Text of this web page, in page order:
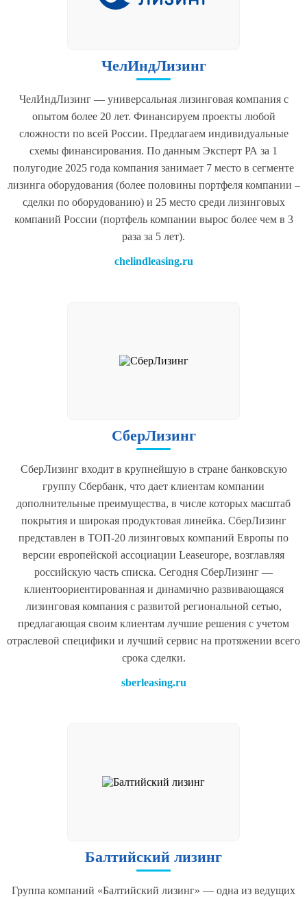
ЧелИндЛизинг
ЧелИндЛизинг — универсальная лизинговая компания с
опытом более 20 лет. Финансируем проекты любой
сложности по всей России. Предлагаем индивидуальные
схемы финансирования. По данным Эксперт РА за 1
полугодие 2025 года компания занимает 7 место в сегменте
лизинга оборудования (более половины портфеля компании –
сделки по оборудованию) и 25 место среди лизинговых
компаний России (портфель компании вырос более чем в 3
раза за 5 лет).
chelindleasing.ru
СберЛизинг
СберЛизинг входит в крупнейшую в стране банковскую
группу Сбербанк, что дает клиентам компании
дополнительные преимущества, в числе которых масштаб
покрытия и широкая продуктовая линейка. СберЛизинг
представлен в ТОП-20 лизинговых компаний Европы по
версии европейской ассоциации Leaseurope, возглавляя
российскую часть списка. Сегодня СберЛизинг —
клиентоориентированная и динамично развивающаяся
лизинговая компания с развитой региональной сетью,
предлагающая своим клиентам лучшие решения с учетом
отраслевой специфики и лучший сервис на протяжении всего
срока сделки.
sberleasing.ru
Балтийский лизинг
Группа компаний «Балтийский лизинг» — одна из ведущих